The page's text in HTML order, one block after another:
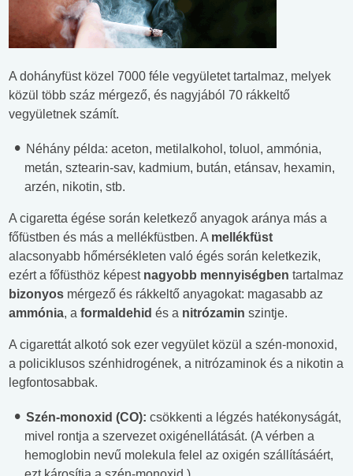
A dohányfüst közel 7000 féle vegyületet tartalmaz, melyek
közül több száz mérgező, és nagyjából 70 rákkeltő
vegyületnek számít.
Néhány példa: aceton, metilalkohol, toluol, ammónia,
metán, sztearin-sav, kadmium, bután, etánsav, hexamin,
arzén, nikotin, stb.
A cigaretta égése során keletkező anyagok aránya más a
főfüstben és más a mellékfüstben. A mellékfüst
alacsonyabb hőmérsékleten való égés során keletkezik,
ezért a főfüsthöz képest nagyobb mennyiségben tartalmaz
bizonyos mérgező és rákkeltő anyagokat: magasabb az
ammónia, a formaldehid és a nitrózamin szintje.
A cigarettát alkotó sok ezer vegyület közül a szén-monoxid,
a policiklusos szénhidrogének, a nitrózaminok és a nikotin a
legfontosabbak.
Szén-monoxid (CO): csökkenti a légzés hatékonyságát,
mivel rontja a szervezet oxigénellátását. (A vérben a
hemoglobin nevű molekula felel az oxigén szállításáért,